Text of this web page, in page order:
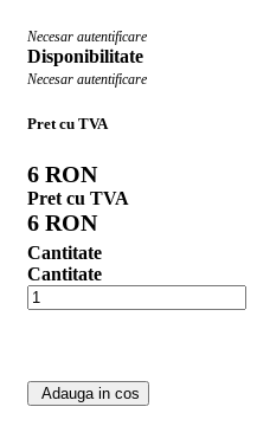
Necesar autentificare
Disponibilitate
Necesar autentificare
Pret cu TVA
6 RON
Pret cu TVA
6 RON
Cantitate
Cantitate
Adauga in cos